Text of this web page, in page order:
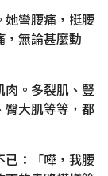
她彎腰痛，挺腰
，無論甚麼動
。多裂肌、豎
臀大肌等等，都
已：「嘩，我腰